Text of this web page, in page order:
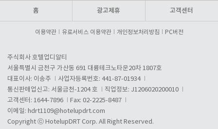
홈 광고제휴 고객센터
이용약관 유료서비스 이용약관 개인정보처리방침 PC버전
주식회사 호텔업디알티
서울특별시 금천구 가산동 691 대륭테크노타운20차 1807호
대표이사: 이송주
사업자등록번호: 441-87-01934
통신판매업신고: 서울금천-1204 호
직업정보: J1206020200010
고객센터: 1644-7896
Fax: 02-2225-8487
이메일: hdrt1109@hotelupdrt.com
Copyright ⓒ HotelupDRT Corp. All Right Reserved.